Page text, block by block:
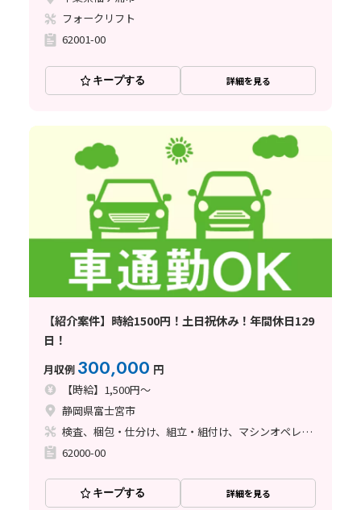
フォークリフト
62001-00
キープする 詳細を見る
【紹介案件】時給1500円！土日祝休み！年間休日129
日！
月収例 300,000 円
【時給】1,500円～
静岡県富士宮市
検査、梱包・仕分け、組立・組付け、マシンオペレーター、清掃・洗浄
62000-00
キープする 詳細を見る